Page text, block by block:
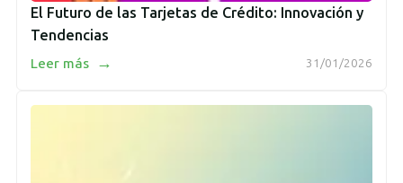
El Futuro de las Tarjetas de Crédito: Innovación y
Tendencias
31/01/2026
Leer más →